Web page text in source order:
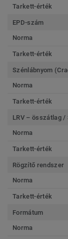
Tarkett-érték
EPD-szám
Norma
Tarkett-érték
Szénlábnyom
Norma
Tarkett-érték
LRV – összátlag /
Norma
Tarkett-érték
Rögzítő rendszer
Norma
Tarkett-érték
Formátum
Norma